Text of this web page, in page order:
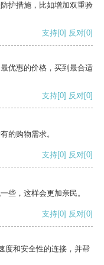
护措施，比如增加双重验
支持[0] 反对[0]
优惠的价格，买到最合适
支持[0] 反对[0]
的购物需求。
支持[0] 反对[0]
些，这样会更加亲民。
支持[0] 反对[0]
度和安全性的连接，并帮